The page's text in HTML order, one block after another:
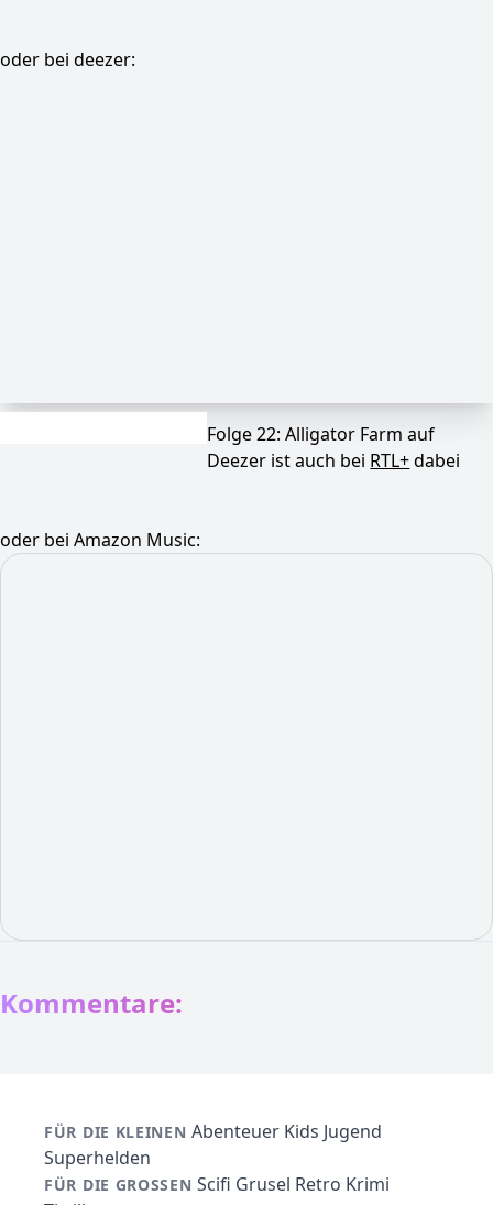
oder bei deezer:
Folge 22: Alligator Farm auf
Deezer ist auch bei RTL+dabei
oder bei Amazon Music:
Kommentare:
FÜR DIE KLEINEN Abenteuer Kids Jugend
Superhelden
FÜR DIE GROSSEN Scifi Grusel Retro Krimi